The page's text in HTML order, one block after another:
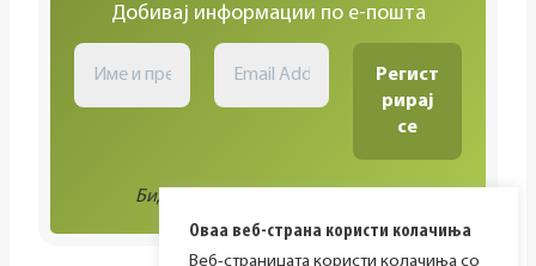
Добивај информации по е-пошта
Биди во тек со сите активности!
Оваа веб-страна користи колачиња
Веб-страницата користи колачиња со